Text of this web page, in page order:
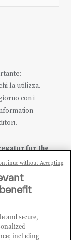
la utilizza.
con i
for the
and secure,
including
without Accepting